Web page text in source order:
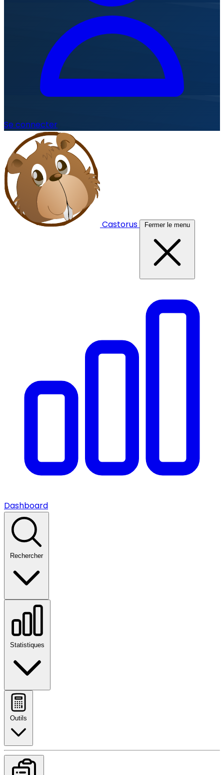
Se connecter
Castorus Fermer le menu
Dashboard
Rechercher
Statistiques
Outils